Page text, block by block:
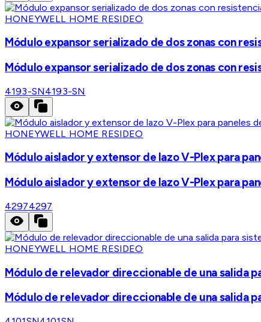
HONEYWELL HOME RESIDEO
Módulo expansor serializado de dos zonas con
Módulo expansor serializado de dos zonas con
4193-SN4193-SN
HONEYWELL HOME RESIDEO
Módulo aislador y extensor de lazo V-Plex para
Módulo aislador y extensor de lazo V-Plex para
42974297
HONEYWELL HOME RESIDEO
Módulo de relevador direccionable de una salida
Módulo de relevador direccionable de una salida